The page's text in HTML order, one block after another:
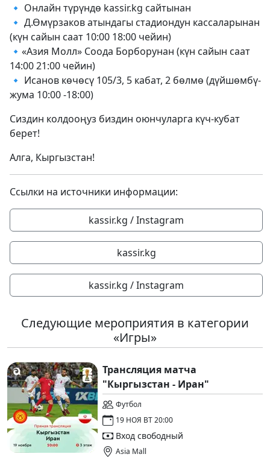
🔹 Онлайн түрүндө kassir.kg сайтынан
🔹 Д.Өмүрзаков атындагы стадиондун кассаларынан
(күн сайын саат 10:00 18:00 чейин)
🔹«Азия Молл» Соода Борборунан (күн сайын саат
14:00 21:00 чейин)
🔹 Исанов көчөсү 105/3, 5 кабат, 2 бөлмө (дүйшөмбү-
жума 10:00 -18:00)
Сиздин колдооңуз биздин оюнчуларга күч-кубат
берет!
Алга, Кыргызстан!
Ссылки на источники информации:
kassir.kg / Instagram
kassir.kg
kassir.kg / Instagram
Следующие мероприятия в категории
«Игры»
Трансляция матча
"Кыргызстан - Иран"
Футбол
19 НОЯ ВТ 20:00
Вход свободный
Asia Mall